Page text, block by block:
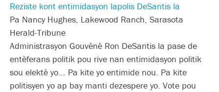
Reziste kont entimidasyon lapolis DeSantis la
Pa Nancy Hughes, Lakewood Ranch, Sarasota
Herald-Tribune
Administrasyon Gouvènè Ron DeSantis la pase de
entèferans politik pou rive nan entimidasyon politik
sou elektè yo... Pa kite yo entimide nou. Pa kite
politisyen yo ap bay manti dezespere yo. Vote pou